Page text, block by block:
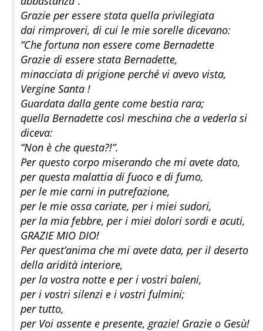
Grazie per essere stata quella privilegiata
dai rimproveri, di cui le mie sorelle dicevano:
“Che fortuna non essere come Bernadette
Grazie di essere stata Bernadette,
minacciata di prigione perché vi avevo vista,
Vergine Santa !
Guardata dalla gente come bestia rara;
quella Bernadette così meschina che a vederla si
diceva:
“Non è che questa?!”.
Per questo corpo miserando che mi avete dato,
per questa malattia di fuoco e di fumo,
per le mie carni in putrefazione,
per le mie ossa cariate, per i miei sudori,
per la mia febbre, per i miei dolori sordi e acuti,
GRAZIE MIO DIO!
Per quest’anima che mi avete data, per il deserto
della aridità interiore,
per la vostra notte e per i vostri baleni,
per i vostri silenzi e i vostri fulmini;
per tutto,
per Voi assente e presente, grazie! Grazie o Gesù!